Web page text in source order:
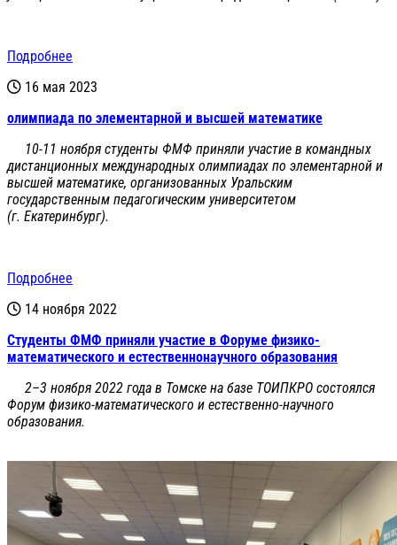
Подробнее
16 мая 2023
олимпиада по элементарной и высшей математике
10-11 ноября студенты ФМФ приняли участие в командных
дистанционных международных олимпиадах по элементарной и
высшей математике, организованных Уральским
государственным педагогическим университетом
(г. Екатеринбург).
Подробнее
14 ноября 2022
Студенты ФМФ приняли участие в Форуме физико-
математического и естественнонаучного образования
2–3 ноября 2022 года в Томске на базе ТОИПКРО состоялся
Форум физико-математического и естественно-научного
образования.